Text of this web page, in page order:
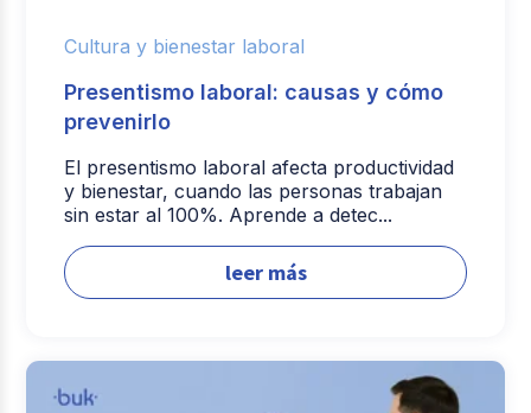
Cultura y bienestar laboral
Presentismo laboral: causas y cómo
prevenirlo
El presentismo laboral afecta productividad
y bienestar, cuando las personas trabajan
sin estar al 100%. Aprende a detec...
leer más